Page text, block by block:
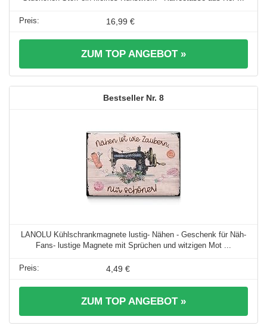
16,99 €
ZUM TOP ANGEBOT »
8
LANOLU Kühlschrankmagnete lustig- Nähen - Geschenk für Näh-
Fans- lustige Magnete mit Sprüchen und witzigen Mot ...
4,49 €
ZUM TOP ANGEBOT »